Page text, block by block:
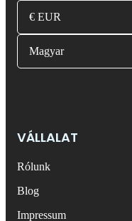
€ EUR
Magyar
VÁLLALAT
Rólunk
Blog
Impressum